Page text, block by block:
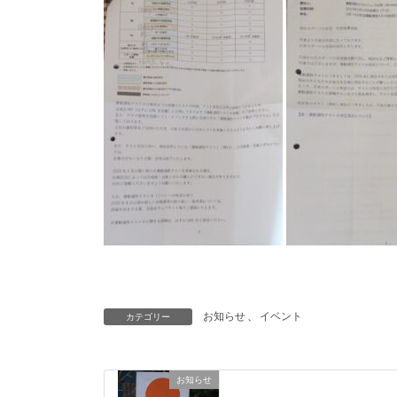
カテゴリー お知らせ 、 イベント
お知らせ